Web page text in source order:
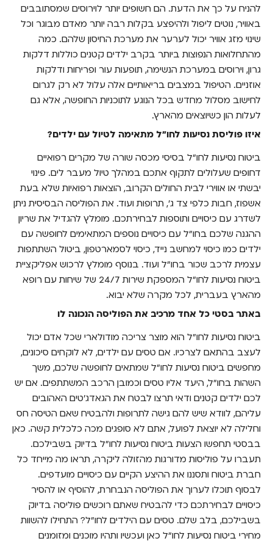
להניח על כך את הדעת. הם חשופים יותר לוירוסים שמסתובבים
באוויר, נוטים ליפול ולהיפצע בקלות רבה יותר מאדם מבוגר וכל
שינוי מזג אוויר יכול לערער את מערכת החיסון שלהם. כמה
מהתחלואות הנפוצות ביותר בקרב ילדים קטנים כוללות דלקות
גרון, וירוסים במערכת הנשימה, תופעות עור ופריחות ודלקות
אוזניים. הטיפול במצבים בריאותיים אלה עלול לא רק לגרום
לחישוב מסלול מחדש בכל הנוגע לתוכניות החופשה, אלא גם
לעלות הון כשיוצאים מהארץ.
איזו פוליסת נסיעות לחו"ל מתאימה לטיול עם ילדים?
ביטוח נסיעות לחו"ל בסיסי מכסה שורה של מקרים רפואיים
דחופים שעלולים לתקוף אתכם במהלך טיול מעבר לים. פינוי
יבשתי או אווירי לבית החולים הקרוב, הוצאות רפואיות שלא בעת
אשפוז, חבות כלפי צד ג', תרופות ועוד. את הפוליסה הבסיסית ניתן
לשדרג עם כיסויים ותוספות לבחירתכם. מומלץ להגדיל את שריון
ההגנה שלכם בחו"ל עם כיסויים נוספים המתאימים לחופשה עם
ילדים כמו כיסוי למחשב נייד, כיסוי לסמארטפון, ביטול השתתפות
עצמית לרכב שכור בחו"ל ועוד. בנוסף מומלץ לרכוש אפליקציית
ביטוח נסיעות לחו"ל המספקת שירות 24/7 של שיחות עם רופא
מהארץ בעברית, לכל מקרה שלא יבוא.
באתר בסטי כל אחד מרכיב את הפוליסה הנכונה לו
ביטוח נסיעות לחו"ל הוא מוצר צריכה מודולארי שכל אדם יכול
לעצב בהתאם לצרכיו. אם טסים עם ילדים, לא לוקחים סיכונים,
מחפשים ביטוח נסיעות לחו"ל שמתאים לחופשה שלכם, משך
השהות בחו"ל, היעד אליו טסים וכמובן הרכב המשתתפים. אם יש
לכם ילדים קטנים ודאי תרצו לבטח את הגאדג'טים האהובים
עליהם, לוודא שיש להם גישה לתרופות ולהבטיח שאם הטיסה חס
וחלילה לא יוצאת לפועל, אתם לא סופגים מכה כלכלית קשה. כאן
בבסטי תחפשו הצעות ביטוח נסיעות לחו"ל בדיוק בשבילכם.
תעברו על פוליסות מדורגות מהזולה ליקרה, תראו מה מייחד כל
חברת ביטוח ותסננו את ההיצע הקיים עם כיסויים מועדפים.
לבסוף תוכלו לערוך את הפוליסה הנבחרת, להוסיף או להסיר
כיסויים לבחירתכם כדי להבטיח שאתם רוכשים פוליסה בדיוק
בשבילכם, בלב שלם. טסים עם הילדים לחו"ל? התחילו להשוות
מחירי ביטוח נסיעות לחו"ל כאן ועכשיו ותהיו מוכנים ומזומנים